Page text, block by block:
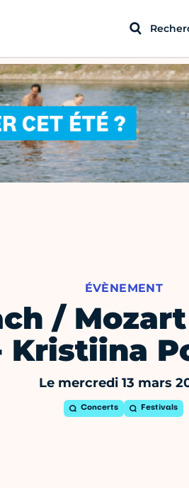
ÉVÈNEMENT
/
Kristiina
Le mercredi 13 mars
Concerts Festivals